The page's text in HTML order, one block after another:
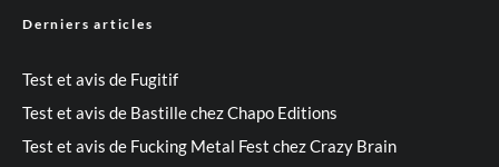
Derniers articles
Test et avis de Fugitif
Test et avis de Bastille chez Chapo Editions
Test et avis de Fucking Metal Fest chez Crazy Brain